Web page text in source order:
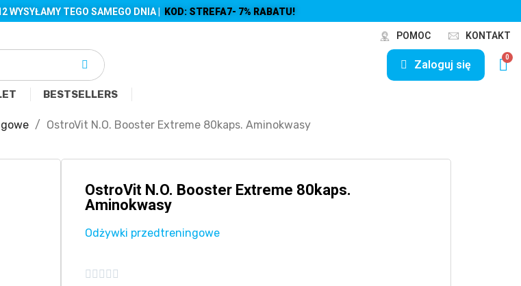
WYSYŁAMY TEGO SAMEGO DNIA | KOD: STREFA7- 7% RABATU!
POMOC KONTAKT
Zaloguj się
BESTSELLERS
OstroVit N.O. Booster Extreme 80kaps. Aminokwasy
OstroVit N.O. Booster Extreme 80kaps.
Aminokwasy
Odżywki przedtreningowe
    